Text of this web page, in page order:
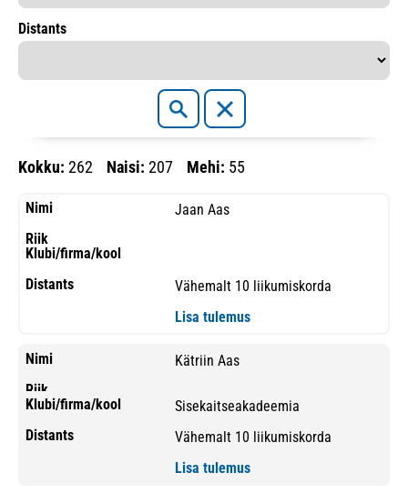
Distants
Kokku: 262 Naisi: 207 Mehi: 55
Jaan Aas
Vähemalt 10 liikumiskorda
Lisa tulemus
Kätriin Aas
Sisekaitseakadeemia
Vähemalt 10 liikumiskorda
Lisa tulemus